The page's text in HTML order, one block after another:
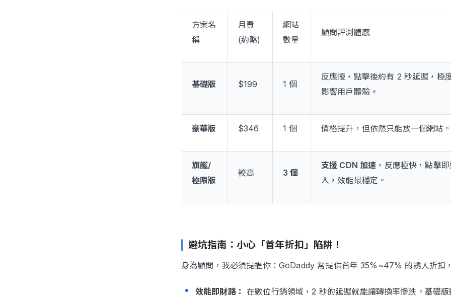
方案名
稱
月費
(約略)
網站
數量
顧問評測體感
基礎版 $199 1 個
反應慢，點擊後約有 2 秒延遲，極
影響用戶體驗。
豪華版 $346 1 個 價格提升，但依然只能放一個網站。
旗艦/
極限版
較高 3 個
支援 CDN 加速 ，反應極快，點擊即
入，效能最穩定。
避坑指南：小心「首年折扣」陷阱！
身為顧問，我必須提醒你：GoDaddy 常提供首年 35%~47% 的誘人折扣
效能即財路： 在數位行銷領域，2 秒的延遲就能讓轉換率慘跌。基礎